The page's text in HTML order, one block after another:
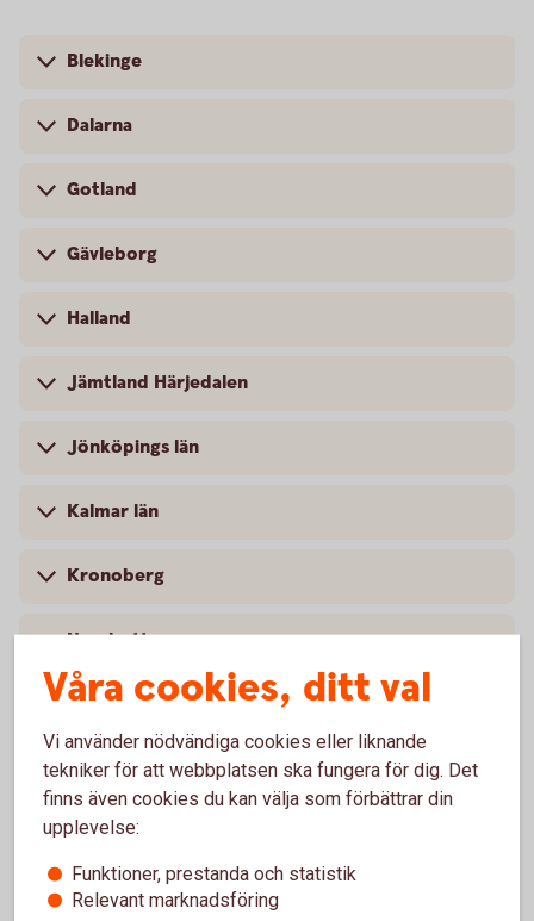
Blekinge
Dalarna
Gotland
Gävleborg
Halland
Jämtland Härjedalen
Jönköpings län
Kalmar län
Kronoberg
Norrbotten
Skåne
Stockholm
Sörmland
Uppsala
Våra cookies, ditt val
Vi använder nödvändiga cookies eller liknande
tekniker för att webbplatsen ska fungera för dig. Det
finns även cookies du kan välja som förbättrar din
upplevelse:
Funktioner, prestanda och statistik
Relevant marknadsföring